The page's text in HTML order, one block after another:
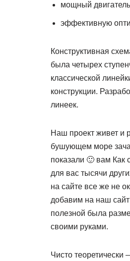
мощный
эффективную
Конструктивная
была четырех
классической
конструкции.
линеек.
Наш проект живет и
бушующем море
показали 🙂 вам
для вас тысячи
на сайте все же не
добавим на наш
полезной была
своими руками.
Чисто теоретически